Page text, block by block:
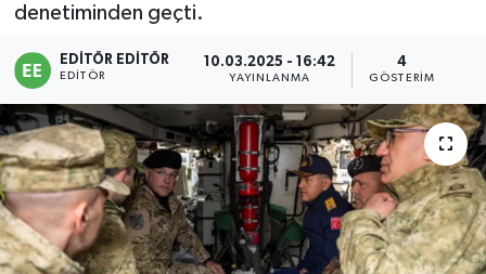
denetiminden geçti.
EDITÖR EDITÖR
EDITÖR
10.03.2025 - 16:42
YAYINLANMA
4
GÖSTERIM
Spor
Türkiye